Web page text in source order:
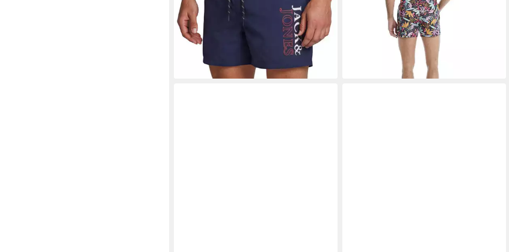
39,99 € UVP 59,99 €
nur bis Dienstag
-33%
lieferbar - in 4-5 Werktagen bei dir
lieferbar - in 2-3 Werktagen bei dir